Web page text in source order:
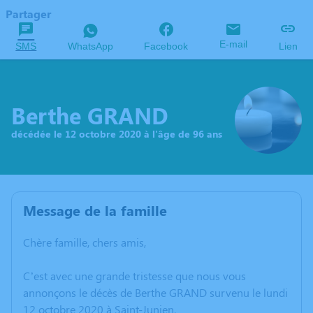
Partager
SMS WhatsApp Facebook E-mail Lien
Berthe GRAND
décédée le 12 octobre 2020 à l'âge de 96 ans
Message de la famille
Chère famille, chers amis,
C’est avec une grande tristesse que nous vous
annonçons le décès de Berthe GRAND survenu le lundi
12 octobre 2020 à Saint-Junien.